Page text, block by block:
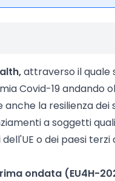
attraverso il quale
Covid-19 andando
la resilienza dei
a soggetti quali
o dei paesi terzi
ondata (EU4H-